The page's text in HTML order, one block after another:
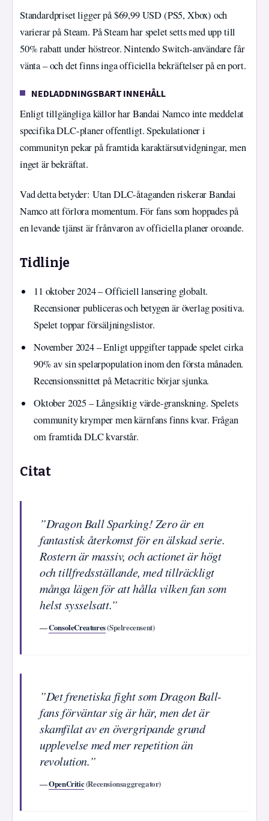
Standardpriset ligger på $69,99 USD (PS5, Xbox) och
varierar på Steam. På Steam har spelet setts med upp till
50% rabatt under höstreor. Nintendo Switch-användare får
vänta – och det finns inga officiella bekräftelser på en port.
NEDLADDNINGSBART INNEHÅLL
Enligt tillgängliga källor har Bandai Namco inte meddelat
specifika DLC-planer offentligt. Spekulationer i
communityn pekar på framtida karaktärsutvidgningar, men
inget är bekräftat.
Vad detta betyder: Utan DLC-åtaganden riskerar Bandai
Namco att förlora momentum. För fans som hoppades på
en levande tjänst är frånvaron av officiella planer oroande.
Tidlinje
11 oktober 2024– Officiell lansering globalt.
Recensioner publiceras och betygen är överlag positiva.
Spelet toppar försäljningslistor.
November 2024– Enligt uppgifter tappade spelet cirka
90% av sin spelarpopulation inom den första månaden.
Recensionssnittet på Metacritic börjar sjunka.
Oktober 2025– Långsiktig värde-granskning. Spelets
community krymper men kärnfans finns kvar. Frågan
om framtida DLC kvarstår.
Citat
”Dragon Ball Sparking! Zero är en
fantastisk återkomst för en älskad serie.
Rostern är massiv, och actionet är högt
och tillfredsställande, med tillräckligt
många lägen för att hålla vilken fan som
helst sysselsatt.”
—ConsoleCreatures(Spelrecensent)
”Det frenetiska fight som Dragon Ball-
fans förväntar sig är här, men det är
skamfilat av en övergripande grund
upplevelse med mer repetition än
revolution.”
—OpenCritic(Recensionsaggregator)